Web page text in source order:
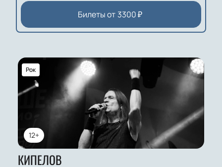
Билеты от 3300₽
12+
Рок
КИПЕЛОВ